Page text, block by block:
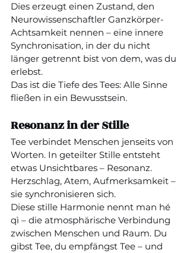
Dies erzeugt einen Zustand, den
Neurowissenschaftler Ganzkörper-
Achtsamkeit nennen – eine innere
Synchronisation, in der du nicht
länger getrennt bist von dem, was du
erlebst.
Das ist die Tiefe des Tees: Alle Sinne
fließen in ein Bewusstsein.
Resonanz in der Stille
Tee verbindet Menschen jenseits von
Worten. In geteilter Stille entsteht
etwas Unsichtbares – Resonanz.
Herzschlag, Atem, Aufmerksamkeit –
sie synchronisieren sich.
Diese stille Harmonie nennt man hé
qì – die atmosphärische Verbindung
zwischen Menschen und Raum. Du
gibst Tee, du empfängst Tee – und